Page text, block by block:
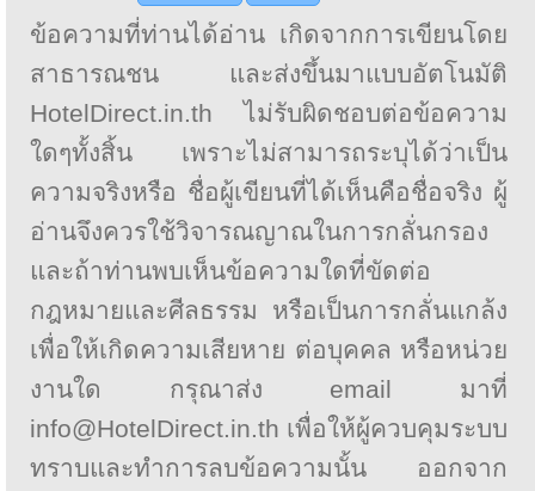
ข้อความที่ท่านได้อ่าน เกิดจากการเขียนโดย
สาธารณชน และส่งขึ้นมาแบบอัตโนมัติ
HotelDirect.in.th ไม่รับผิดชอบต่อข้อความ
ใดๆทั้งสิ้น เพราะไม่สามารถระบุได้ว่าเป็น
ความจริงหรือ ชื่อผู้เขียนที่ได้เห็นคือชื่อจริง ผู้
อ่านจึงควรใช้วิจารณญาณในการกลั่นกรอง
และถ้าท่านพบเห็นข้อความใดที่ขัดต่อ
กฎหมายและศีลธรรม หรือเป็นการกลั่นแกล้ง
เพื่อให้เกิดความเสียหาย ต่อบุคคล หรือหน่วย
งานใด กรุณาส่ง email มาที่
info@HotelDirect.in.th เพื่อให้ผู้ควบคุมระบบ
ทราบและทำการลบข้อความนั้น ออกจาก